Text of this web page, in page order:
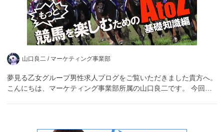
山口良二 / マーケティング事業部
夢見る乙女グループ男性求人ブログをご覧いただきました貴方へ。
こんにちは、マーケティング事業部所属の山口良二です。 今回…